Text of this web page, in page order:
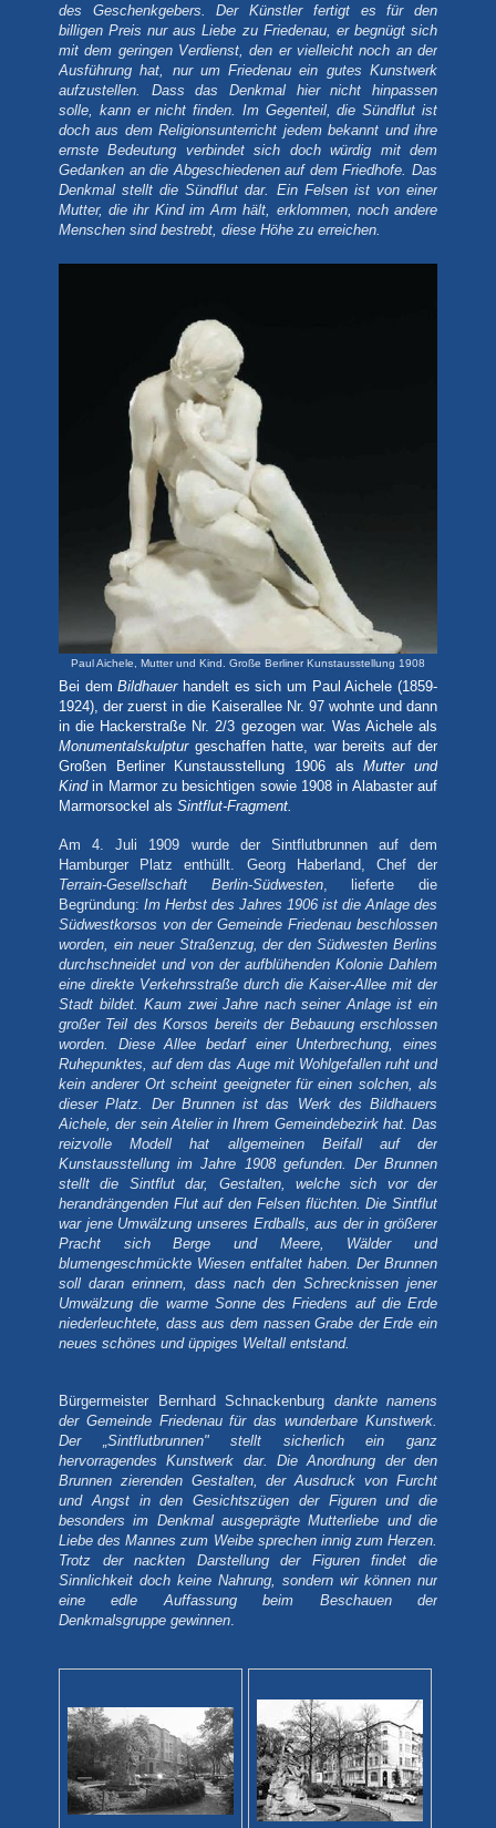
des Geschenkgebers. Der Künstler fertigt es für den
billigen Preis nur aus Liebe zu Friedenau, er begnügt sich
mit dem geringen Verdienst, den er vielleicht noch an der
Ausführung hat, nur um Friedenau ein gutes Kunstwerk
aufzustellen. Dass das Denkmal hier nicht hinpassen
solle, kann er nicht finden. Im Gegenteil, die Sündflut ist
doch aus dem Religionsunterricht jedem bekannt und ihre
ernste Bedeutung verbindet sich doch würdig mit dem
Gedanken an die Abgeschiedenen auf dem Friedhofe. Das
Denkmal stellt die Sündflut dar. Ein Felsen ist von einer
Mutter, die ihr Kind im Arm hält, erklommen, noch andere
Menschen sind bestrebt, diese Höhe zu erreichen.
Paul Aichele, Mutter und Kind. Große Berliner Kunstausstellung 1908
Bei demBildhauerhandelt es sich um Paul Aichele (1859-
1924), der zuerst in die Kaiserallee Nr. 97 wohnte und dann
in die Hackerstraße Nr. 2/3 gezogen war. Was Aichele als
Monumentalskulptur geschaffen hatte, war bereits auf der
Großen Berliner Kunstausstellung 1906 alsMutter und
Kindin Marmor zu besichtigen sowie 1908 in Alabaster auf
Marmorsockel als Sintflut-Fragment.
Am 4. Juli 1909 wurde der Sintflutbrunnen auf dem
Hamburger Platz enthüllt.
Georg Haberland, Chef der
Terrain-Gesellschaft Berlin-Südwesten, lieferte die
Begründung: Im Herbst des Jahres 1906 ist die Anlage des
Südwestkorsos von der Gemeinde Friedenau beschlossen
worden, ein neuer Straßenzug, der den Südwesten Berlins
durchschneidet und von der aufblühenden Kolonie Dahlem
eine direkte Verkehrsstraße durch die Kaiser-Allee mit der
Stadt bildet. Kaum zwei Jahre nach seiner Anlage ist ein
großer Teil des Korsos bereits der Bebauung erschlossen
worden. Diese Allee bedarf einer Unterbrechung, eines
Ruhepunktes, auf dem das Auge mit Wohlgefallen ruht und
kein anderer Ort scheint geeigneter für einen solchen, als
dieser Platz. Der Brunnen ist das Werk des Bildhauers
Aichele, der sein Atelier in Ihrem Gemeindebezirk hat. Das
reizvolle Modell hat allgemeinen Beifall auf der
Kunstausstellung im Jahre 1908 gefunden. Der Brunnen
stellt die Sintflut dar, Gestalten, welche sich vor der
herandrängenden Flut auf den Felsen flüchten. Die Sintflut
war jene Umwälzung unseres Erdballs, aus der in größerer
Pracht sich Berge und Meere, Wälder und
blumengeschmückte Wiesen entfaltet haben. Der Brunnen
soll daran erinnern, dass nach den Schrecknissen jener
Umwälzung die warme Sonne des Friedens auf die Erde
niederleuchtete, dass aus dem nassen Grabe der Erde ein
neues schönes und üppiges Weltall entstand.
Bürgermeister Bernhard Schnackenburg dankte namens
der Gemeinde Friedenau für das wunderbare Kunstwerk.
Der „Sintflutbrunnen" stellt sicherlich ein ganz
hervorragendes Kunstwerk dar. Die Anordnung der den
Brunnen zierenden Gestalten, der Ausdruck von Furcht
und Angst in den Gesichtszügen der Figuren und die
besonders im Denkmal ausgeprägte Mutterliebe und die
Liebe des Mannes zum Weibe sprechen innig zum Herzen.
Trotz der nackten Darstellung der Figuren findet die
Sinnlichkeit doch keine Nahrung, sondern wir können nur
eine edle Auffassung beim Beschauen der
Denkmalsgruppe gewinnen.